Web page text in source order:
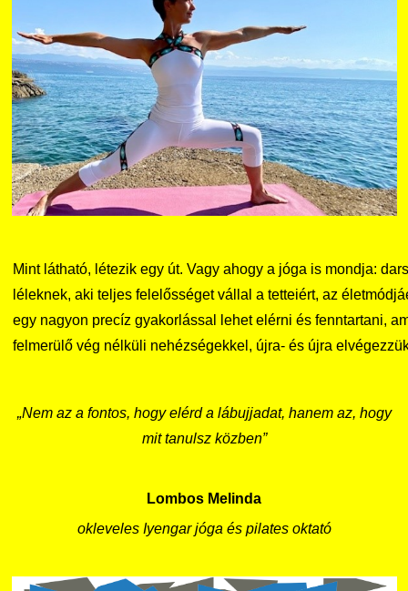
Mint látható, létezik egy út. Vagy ahogy a jóga is mondja:
léleknek, aki teljes felelősséget vállal a tetteiért, az
egy nagyon precíz gyakorlással lehet elérni és fenntartani,
felmerülő vég nélküli nehézségekkel, újra- és újra
„Nem az a fontos, hogy elérd a lábujjadat, hanem az, hogy
mit tanulsz közben”
Lombos Melinda
okleveles Iyengar jóga és pilates oktató